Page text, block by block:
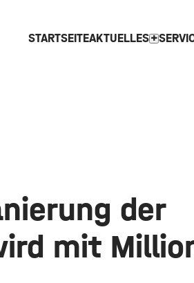
STARTSEITEAKTUELLESexpand_more
der
mit